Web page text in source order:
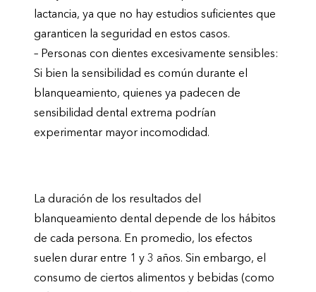
lactancia, ya que no hay estudios suficientes que
garanticen la seguridad en estos casos.
– Personas con dientes excesivamente sensibles:
Si bien la sensibilidad es común durante el
blanqueamiento, quienes ya padecen de
sensibilidad dental extrema podrían
experimentar mayor incomodidad.
La duración de los resultados del
blanqueamiento dental depende de los hábitos
de cada persona. En promedio, los efectos
suelen durar entre 1 y 3 años. Sin embargo, el
consumo de ciertos alimentos y bebidas (como